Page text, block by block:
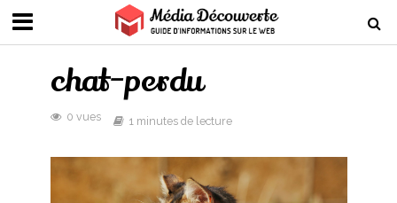
chat-perdu
0 vues 1 minutes de lecture